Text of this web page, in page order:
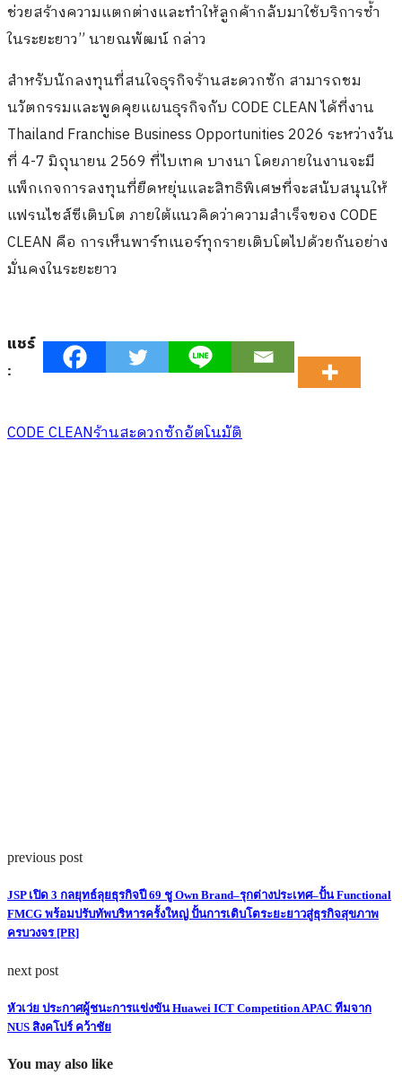
ช่วยสร้างความแตกต่างและทำให้ลูกค้ากลับมาใช้บริการซ้ำ
ในระยะยาว” นายณพัฒน์ กล่าว
สำหรับนักลงทุนที่สนใจธุรกิจร้านสะดวกซัก สามารถชม
นวัตกรรมและพูดคุยแผนธุรกิจกับ CODE CLEAN ได้ที่งาน
Thailand Franchise Business Opportunities 2026 ระหว่างวัน
ที่ 4-7 มิถุนายน 2569 ที่ไบเทค บางนา โดยภายในงานจะมี
แพ็กเกจการลงทุนที่ยืดหยุ่นและสิทธิพิเศษที่จะสนับสนุนให้
แฟรนไชส์ซีเติบโต ภายใต้แนวคิดว่าความสำเร็จของ CODE
CLEAN คือ การเห็นพาร์ทเนอร์ทุกรายเติบโตไปด้วยกันอย่าง
มั่นคงในระยะยาว
แชร์
:
CODE CLEANร้านสะดวกซักอัตโนมัติ
previous post
JSP เปิด 3 กลยุทธ์ลุยธุรกิจปี 69 ชู Own Brand–รุกต่างประเทศ–ปั้น Functional
FMCG พร้อมปรับทัพบริหารครั้งใหญ่ ปั้นการเติบโตระยะยาวสู่ธุรกิจสุขภาพ
ครบวงจร [PR]
next post
หัวเว่ย ประกาศผู้ชนะการแข่งขัน Huawei ICT Competition APAC ทีมจาก
NUS สิงคโปร์ คว้าชัย
You may also like